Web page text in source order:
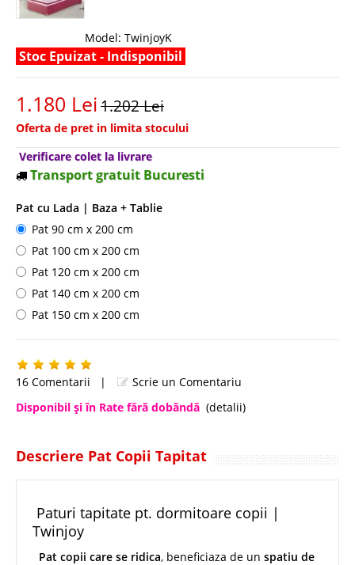
Model: TwinjoyK
Stoc Epuizat - Indisponibil
1.180 Lei1.202 Lei
Oferta de pret in limita stocului
Verificare colet la livrare
Transport gratuit Bucuresti
Pat cu Lada | Baza + Tablie
Pat 90 cm x 200 cm
Pat 100 cm x 200 cm
Pat 120 cm x 200 cm
Pat 140 cm x 200 cm
Pat 150 cm x 200 cm
16 Comentarii |
Scrie un Comentariu
Disponibil şi în Rate fără dobândă (detalii)
Descriere Pat Copii Tapitat
Paturi tapitate pt. dormitoare copii |
Twinjoy
Pat copii care se ridica, beneficiaza de un spatiu de